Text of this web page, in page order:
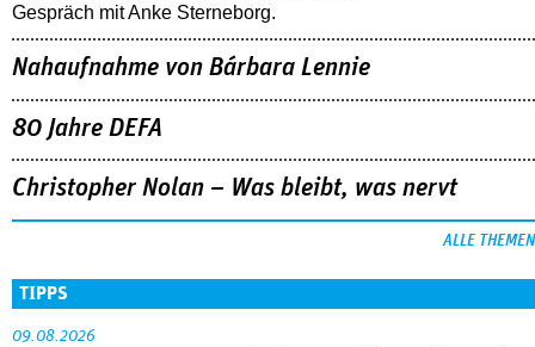
Gespräch mit Anke Sterneborg.
Nahaufnahme von Bárbara Lennie
80 Jahre DEFA
Christopher Nolan – Was bleibt, was nervt
ALLE THEMEN
TIPPS
09.08.2026